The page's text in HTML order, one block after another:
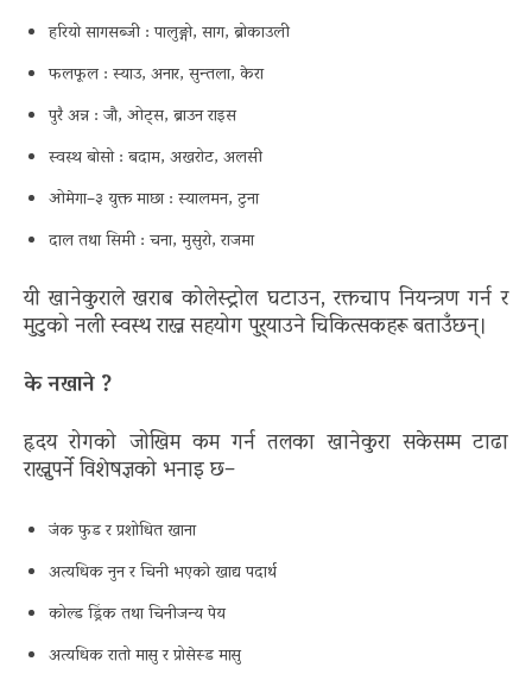
हरियो सागसब्जी : पालुङ्गो, साग, ब्रोकाउली
फलफूल : स्याउ, अनार, सुन्तला, केरा
पुरै अन्न : जौ, ओट्स, ब्राउन राइस
स्वस्थ बोसो : बदाम, अखरोट, अलसी
ओमेगा–३ युक्त माछा : स्यालमन, टुना
दाल तथा सिमी : चना, मुसुरो, राजमा
यी खानेकुराले खराब कोलेस्ट्रोल घटाउन, रक्तचाप नियन्त्रण गर्न र
मुटुको नली स्वस्थ राख्न सहयोग पुर्‍याउने चिकित्सकहरू बताउँछन्।
के नखाने ?
हृदय रोगको जोखिम कम गर्न तलका खानेकुरा सकेसम्म टाढा
राख्नुपर्ने विशेषज्ञको भनाइ छ–
जंक फुड र प्रशोधित खाना
अत्यधिक नुन र चिनी भएको खाद्य पदार्थ
कोल्ड ड्रिंक तथा चिनीजन्य पेय
अत्यधिक रातो मासु र प्रोसेस्ड मासु